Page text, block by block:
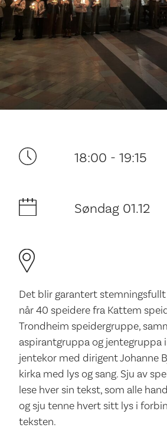
Ditt besøk
18:00 - 19:15
Søndag 01.12
Det blir garantert
når 40 speidere fra Kattem
Trondheim speidergruppe,
aspirantgruppa og jentegruppa
jentekor med dirigent Johanne
kirka med lys og sang. Sju av
lese hver sin tekst, som alle
og sju tenne hvert sitt lys i
teksten.